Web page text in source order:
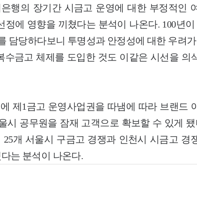
행의 장기간 시금고 운영에 대한 부정적인
정에 영향을 끼쳤다는 분석이 나온다. 100년
담당하다보니 투명성과 안정성에 대한 우려
수금고 체제를 도입한 것도 이같은 시선을 의
제1금고 운영사업권을 따냄에 따라 브랜드
시 공무원을 잠재 고객으로 확보할 수 있게
개 서울시 구금고 경쟁과 인천시 시금고 경
는 분석이 나온다.